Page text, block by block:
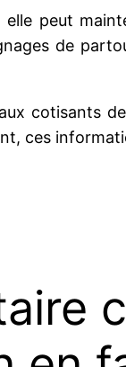
peut
de
cotisants
ces